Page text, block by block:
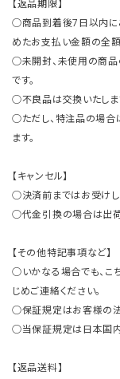
【返品期限】
○商品到着後7日以内に
めたお支払い金額の全額
○未開封、未使用の商品
です。
○不良品は交換いたしま
○ただし、特注品の場合
ます。
【キャンセル】
○決済前まではお受けし
○代金引換の場合は出荷
【その他特記事項など】
○いかなる場合でも、こ
じめご連絡ください。
○保証規定はお客様の
○当保証規定は日本国内
【返品送料】